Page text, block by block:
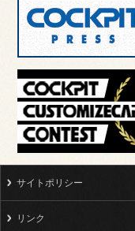
サイトポリシー
リンク